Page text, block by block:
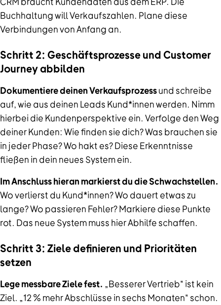
Buchhaltung will Verkaufszahlen. Plane diese
Verbindungen von Anfang an.
Schritt 2: Geschäftsprozesse und Customer
Journey abbilden
Dokumentiere deinen Verkaufsprozessund schreibe
auf, wie aus deinen Leads Kund*innen werden. Nimm
hierbei die Kundenperspektive ein. Verfolge den Weg
deiner Kunden: Wie finden sie dich? Was brauchen sie
in jeder Phase? Wo hakt es? Diese Erkenntnisse
fließen in dein neues System ein.
Im Anschluss hieran markierst du die Schwachstellen.
Wo verlierst du Kund*innen? Wo dauert etwas zu
lange? Wo passieren Fehler? Markiere diese Punkte
rot. Das neue System muss hier Abhilfe schaffen.
Schritt 3: Ziele definieren und Prioritäten
setzen
Lege messbare Ziele fest. „Besserer Vertrieb" ist kein
Ziel. „12 % mehr Abschlüsse in sechs Monaten" schon.